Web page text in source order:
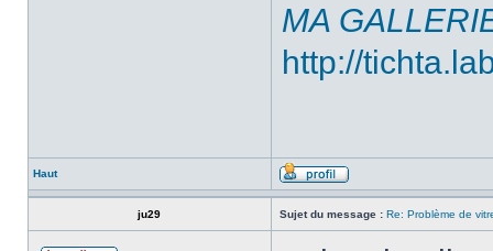
MA
http://
Haut
ju29 Sujet du message : Re: Problème de